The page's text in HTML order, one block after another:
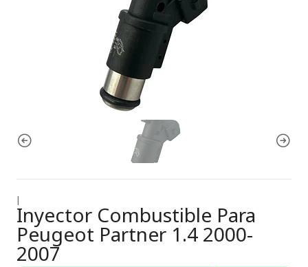
|
Inyector Combustible Para
Peugeot Partner 1.4 2000-
2007